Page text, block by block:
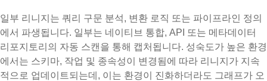
일부 리니지는 쿼리 구문 분석, 변환 로직 또는 파이프라인 정의
에서 파생됩니다. 일부는 네이티브 통합, API 또는 메타데이터
리포지토리의 자동 스캔을 통해 캡처됩니다. 성숙도가 높은 환경
에서는 스키마, 작업 및 종속성이 변경됨에 따라 리니지가 지속
적으로 업데이트되는데, 이는 환경이 진화하더라도 그래프가 오